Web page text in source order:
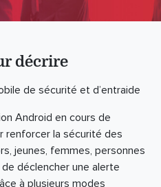
décrire
de sécurité et d’entraide
Android en cours de
renforcer la sécurité des
jeunes, femmes, personnes
déclencher une alerte
à plusieurs modes